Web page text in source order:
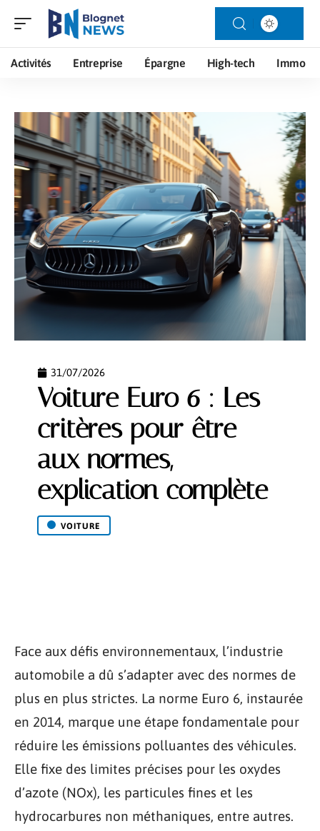
Activités Entreprise Épargne High-tech Immo
31/07/2026
Voiture Euro 6 : Les
critères pour être
aux normes,
explication complète
VOITURE
Face aux défis environnementaux, l’industrie
automobile a dû s’adapter avec des normes de
plus en plus strictes. La norme Euro 6, instaurée
en 2014, marque une étape fondamentale pour
réduire les émissions polluantes des véhicules.
Elle fixe des limites précises pour les oxydes
d’azote (NOx), les particules fines et les
hydrocarbures non méthaniques, entre autres.